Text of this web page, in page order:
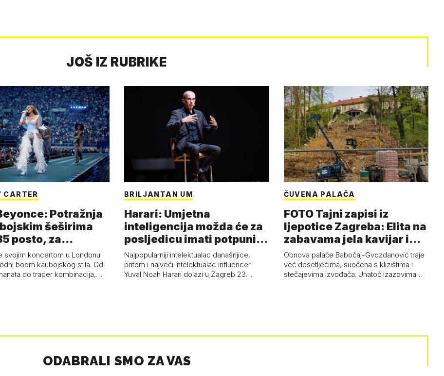
JOŠ IZ RUBRIKE
CARTER
Potražnja
šeširima
posto, za
53 p…
svojim koncertom u Londonu
boom kaubojskog stila. Od
do traper kombinacija,…
BRILJANTAN UM
Harari: Umjetna
inteligencija možda će za
posljedicu imati potpuni
kolaps čovje…
Najpopularniji intelektualac današnjice,
pritom i najveći intelektualac influencer
Yuval Noah Harari dolazi u Zagreb 23…
ČUVENA PALAČA
FOTO Tajni zapisi iz
ljepotice Zagreba: Elita na
zabavama jela kavijar i
pud…
Obnova palače Babočaj-Gvozdanović traje
već desetljećima, suočena s klizištima i
stečajevima izvođača. Unatoč izazovima…